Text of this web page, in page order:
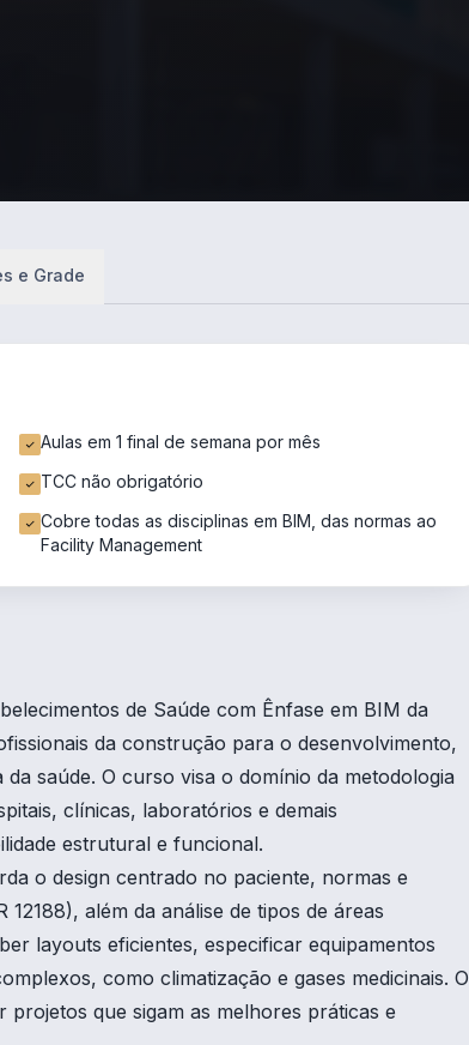
e Grade
Aulas em 1 final de semana por mês
TCC não obrigatório
Cobre todas as disciplinas em BIM, das normas ao
Facility Management
de Saúde com Ênfase em BIM da
da construção para o desenvolvimento,
saúde. O curso visa o domínio da metodologia
clínicas, laboratórios e demais
estrutural e funcional.
o design centrado no paciente, normas e
além da análise de tipos de áreas
layouts eficientes, especificar equipamentos
como climatização e gases medicinais. O
que sigam as melhores práticas e